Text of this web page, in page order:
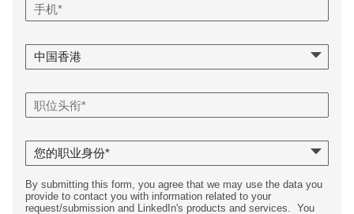
By submitting this form, you agree that we may use the data you
provide to contact you with information related to your
request/submission and LinkedIn's products and services. You